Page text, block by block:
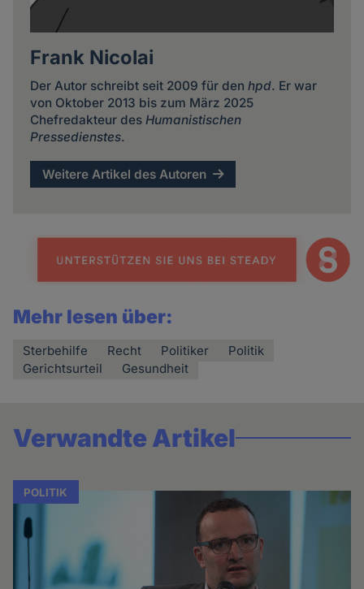
Frank Nicolai
Der Autor schreibt seit 2009 für den hpd. Er war
von Oktober 2013 bis zum März 2025
Chefredakteur des Humanistischen
Pressedienstes.
Weitere Artikel des Autoren
Mehr lesen über:
Sterbehilfe Recht Politiker
Politik
Gerichtsurteil
Gesundheit
Verwandte Artikel
POLITIK